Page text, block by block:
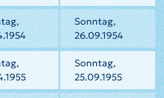
Sonntag,
26.09.1954
Sonntag,
25.09.1955